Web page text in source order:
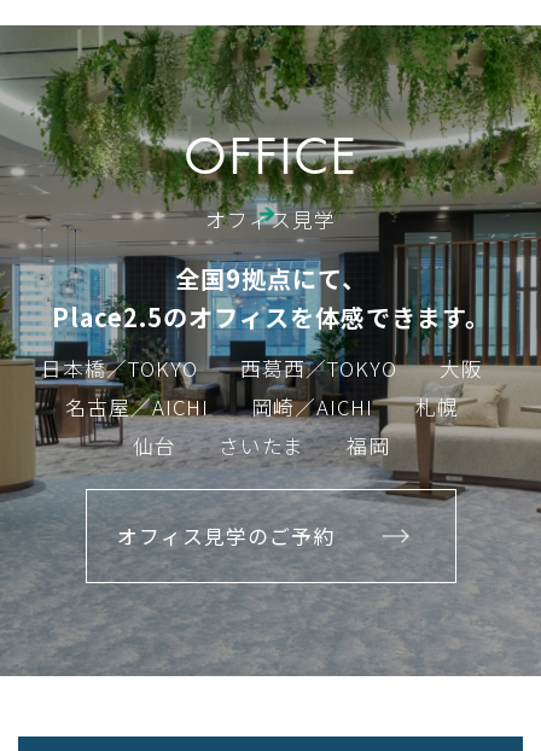
OFFICE
オフィス見学
全国9拠点にて、
Place2.5のオフィスを体感できます。
日本橋／TOKYO 西葛西／TOKYO
大阪
名古屋／AICHI
岡崎／AICHI
札幌
仙台
さいたま 福岡
オフィス見学のご予約